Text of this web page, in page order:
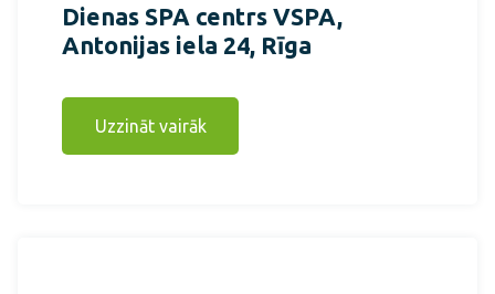
Dienas SPA centrs VSPA,
Antonijas iela 24, Rīga
Uzzināt vairāk